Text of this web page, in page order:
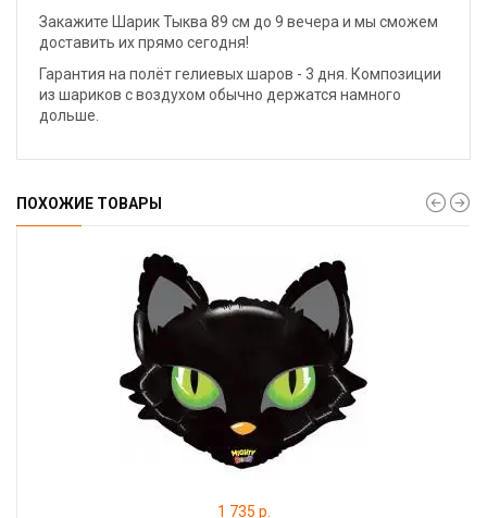
Закажите Шарик Тыква 89 см до 9 вечера и мы сможем
доставить их прямо сегодня!
Гарантия на полёт гелиевых шаров - 3 дня. Композиции
из шариков с воздухом обычно держатся намного
дольше.
ПОХОЖИЕ ТОВАРЫ
1 735 р.